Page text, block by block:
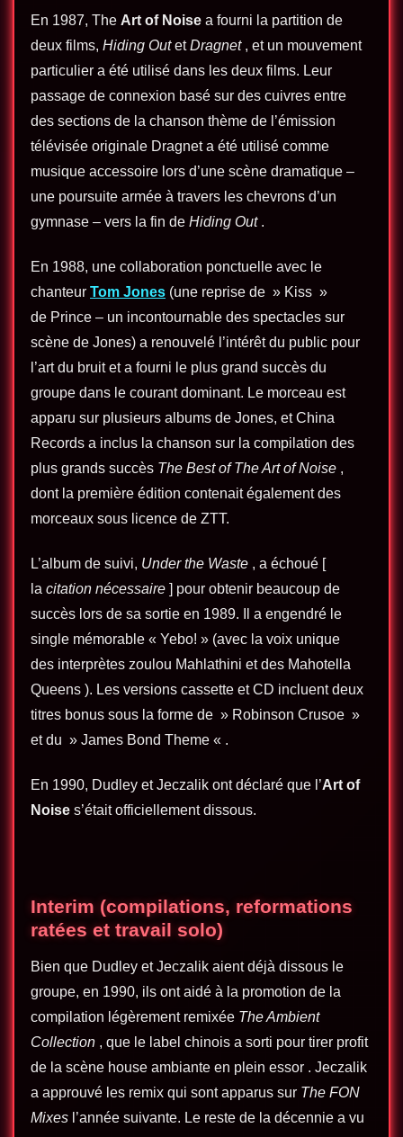
En 1987, The Art of Noise a fourni la partition de
deux films, Hiding OutetDragnet, et un mouvement
particulier a été utilisé dans les deux films. Leur
passage de connexion basé sur des cuivres entre
des sections de la chanson thème de l’émission
télévisée originale Dragnet a été utilisé comme
musique accessoire lors d’une scène dramatique –
une poursuite armée à travers les chevrons d’un
gymnase – vers la fin de Hiding Out.
En 1988, une collaboration ponctuelle avec le
chanteur Tom Jones (une reprise de » Kiss »
de Prince – un incontournable des spectacles sur
scène de Jones) a renouvelé l’intérêt du public pour
l’art du bruit et a fourni le plus grand succès du
groupe dans le courant dominant. Le morceau est
apparu sur plusieurs albums de Jones, et China
Records a inclus la chanson sur la compilation des
plus grands succès The Best of The Art of Noise ,
dont la première édition contenait également des
morceaux sous licence de ZTT.
L’album de suivi, Under the Waste , a échoué [
la citation nécessaire ] pour obtenir beaucoup de
succès lors de sa sortie en 1989. Il a engendré le
single mémorable « Yebo! » (avec la voix unique
des interprètes zoulou Mahlathini et des Mahotella
Queens ). Les versions cassette et CD incluent deux
titres bonus sous la forme de » Robinson Crusoe »
et du » James Bond Theme « .
En 1990, Dudley et Jeczalik ont ​​​​déclaré que l’Art of
Noise s’était officiellement dissous.
Interim (compilations, reformations
ratées et travail solo)
Bien que Dudley et Jeczalik aient déjà dissous le
groupe, en 1990, ils ont aidé à la promotion de la
compilation légèrement remixée The Ambient
Collection , que le label chinois a sorti pour tirer profit
de la scène house ambiante en plein essor . Jeczalik
a approuvé les remix qui sont apparus sur The FON
Mixes l’année suivante. Le reste de la décennie a vu